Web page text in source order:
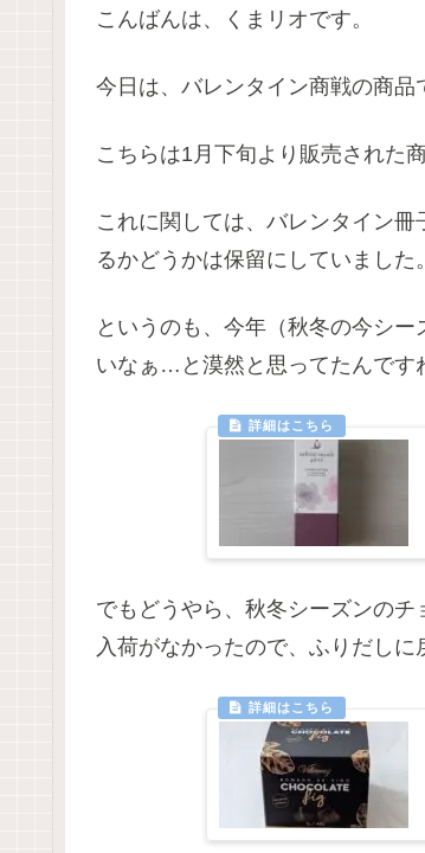
こんばんは、くまリオです。
今日は、バレンタイン商戦の商品
こちらは1月下旬より販売された
これに関しては、バレンタイン
るかどうかは保留にしていました。
というのも、今年（秋冬の今シ
いなぁ…と漠然と思ってたんです
でもどうやら、秋冬シーズンの
入荷がなかったので、ふりだし